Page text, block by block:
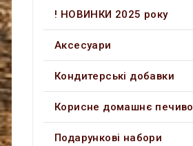
! НОВИНКИ 2025 року
Аксесуари
Кондитерські добавки
Корисне домашнє печиво
Подарункові набори